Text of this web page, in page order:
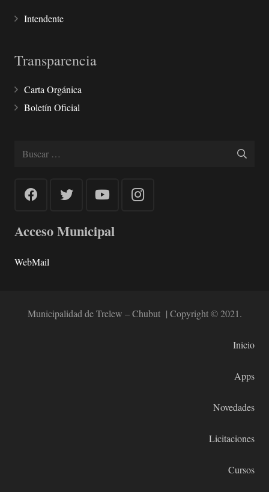
Intendente
Transparencia
Carta Orgánica
Boletín Oficial
Buscar:
Acceso Municipal
WebMail
Municipalidad de Trelew – Chubut | Copyright © 2021.
Inicio
Apps
Novedades
Licitaciones
Cursos